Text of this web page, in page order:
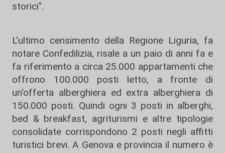
storici".
L’ultimo censimento della Regione Liguria, fa
notare Confedilizia, risale a un paio di anni fa e
fa riferimento a circa 25.000 appartamenti che
offrono 100.000 posti letto, a fronte di
un'offerta alberghiera ed extra alberghiera di
150.000 posti. Quindi ogni 3 posti in alberghi,
bed & breakfast, agriturismi e altre tipologie
consolidate corrispondono 2 posti negli affitti
turistici brevi. A Genova e provincia il numero è